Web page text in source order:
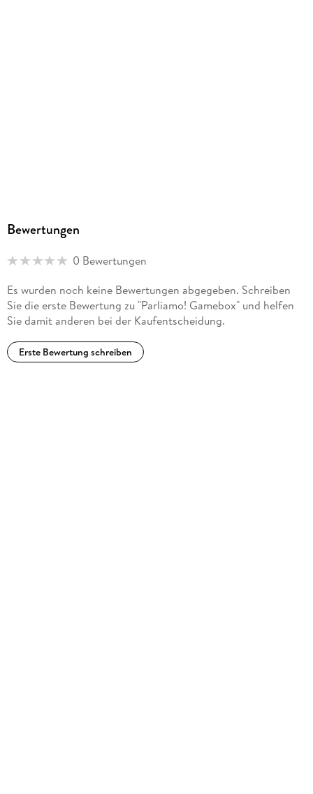
Bewertungen
0 Bewertungen
Es wurden noch keine Bewertungen abgegeben. Schreiben
Sie die erste Bewertung zu "Parliamo! Gamebox" und helfen
Sie damit anderen bei der Kaufentscheidung.
Erste Bewertung schreiben